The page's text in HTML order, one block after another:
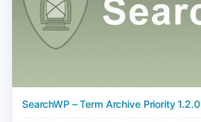
SearchWP – Term Archive Priority 1.2.0